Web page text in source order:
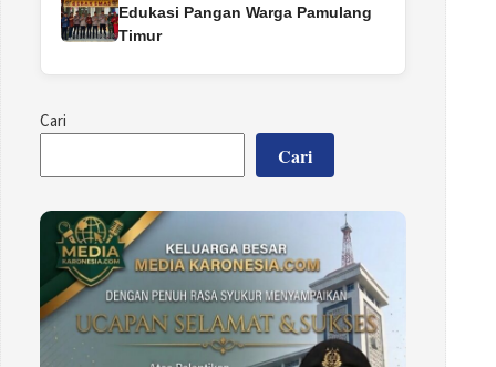
Edukasi Pangan Warga Pamulang
Timur
Cari
Cari